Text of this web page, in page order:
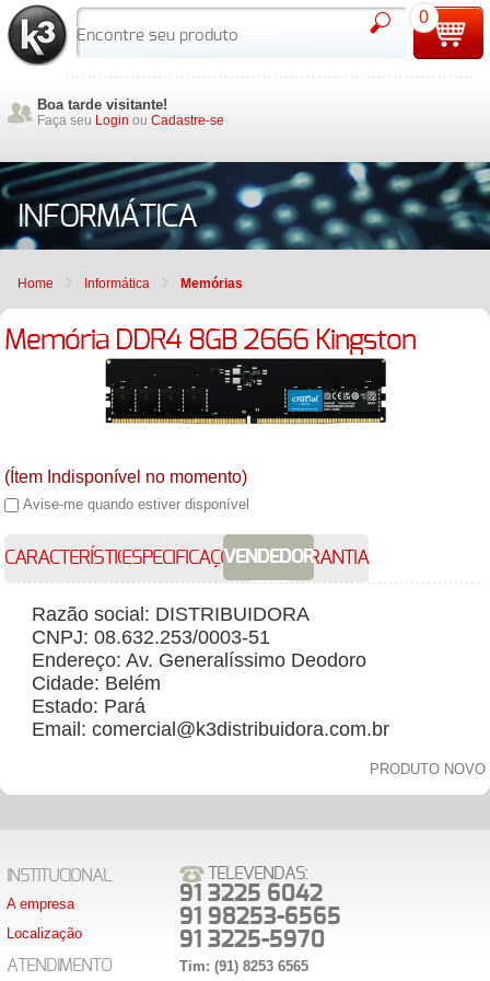
Boa tarde visitante!
Faça seu Login ou Cadastre-se
0
INFORMÁTICA
Home Informática Memórias
Memória DDR4 8GB 2666 Kingston
(Ítem Indisponível no momento)
Avise-me quando estiver disponível
CARACTERÍSTICASESPECIFICAÇÕESVENDEDORGARANTIA
Razão social: DISTRIBUIDORA
CNPJ: 08.632.253/0003-51
Endereço: Av. Generalíssimo Deodoro
Cidade: Belém
Estado: Pará
Email: comercial@k3distribuidora.com.br
PRODUTO NOVO
INSTITUCIONAL
A empresa
Localização
ATENDIMENTO
TELEVENDAS:
91 3225 6042
91 98253-6565
91 3225-5970
Tim: (91) 8253 6565